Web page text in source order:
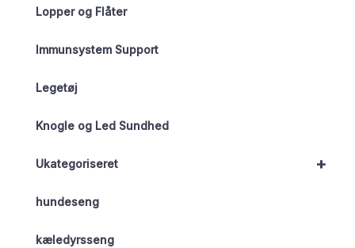
Lopper og Flåter
Immunsystem Support
Legetøj
Knogle og Led Sundhed
+
Ukategoriseret
hundeseng
kæledyrsseng